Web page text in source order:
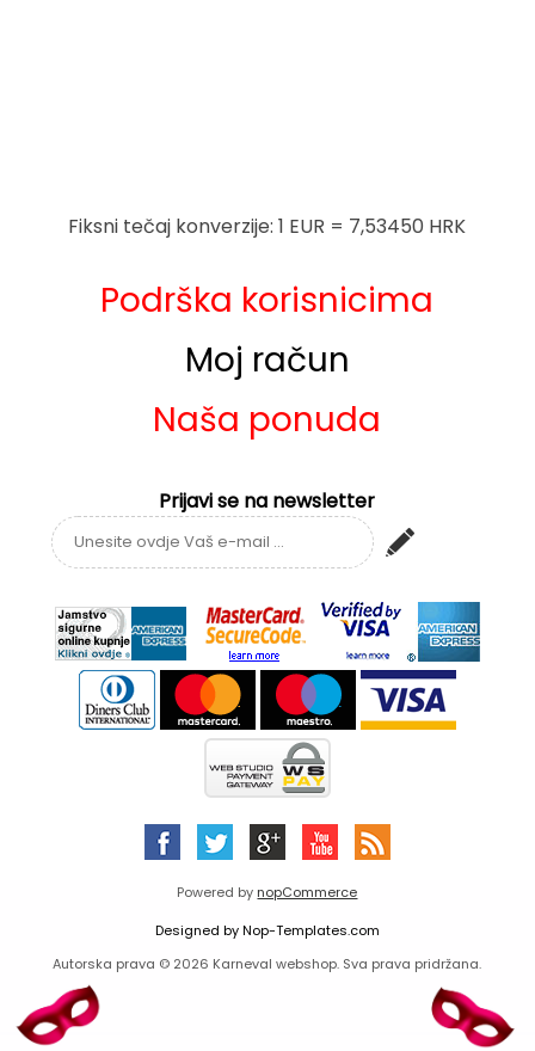
Fiksni tečaj konverzije: 1 EUR = 7,53450 HRK
Podrška korisnicima
Moj račun
Naša ponuda
Prijavi se na newsletter
Powered by nopCommerce
Designed byNop-Templates.com
Autorska prava © 2026 Karneval webshop. Sva prava pridržana.